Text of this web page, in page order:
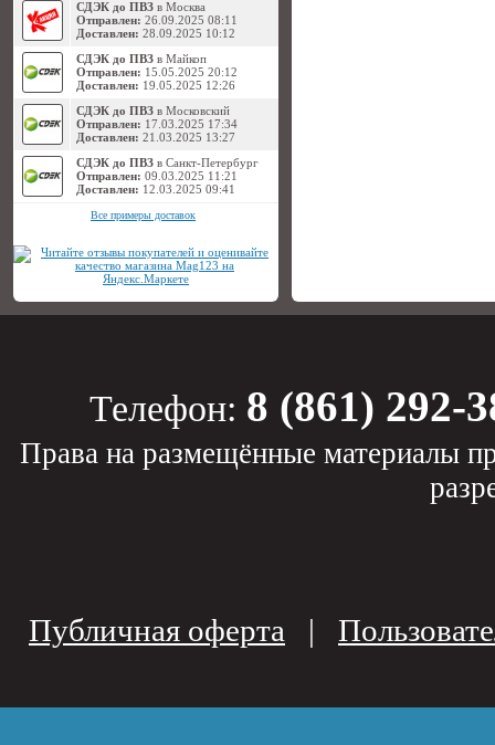
СДЭК до ПВЗ в Москва
Отправлен: 26.09.2025 08:11
Доставлен: 28.09.2025 10:12
СДЭК до ПВЗ в Майкоп
Отправлен: 15.05.2025 20:12
Доставлен: 19.05.2025 12:26
СДЭК до ПВЗ в Московский
Отправлен: 17.03.2025 17:34
Доставлен: 21.03.2025 13:27
СДЭК до ПВЗ в Санкт-Петербург
Отправлен: 09.03.2025 11:21
Доставлен: 12.03.2025 09:41
Все примеры доставок
Телефон: 8 (861) 292-
Права на размещённые материалы
Публичная оферта |